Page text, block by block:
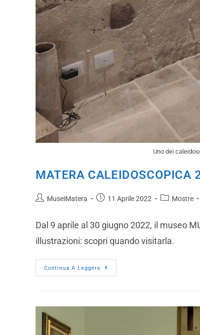
Uno dei
MATERA
MuseiMatera 11 Aprile 2022 Mostre
Dal 9 aprile al 30 giugno 2022, il museo
illustrazioni: scopri quando visitarla.
Continua A Leggere